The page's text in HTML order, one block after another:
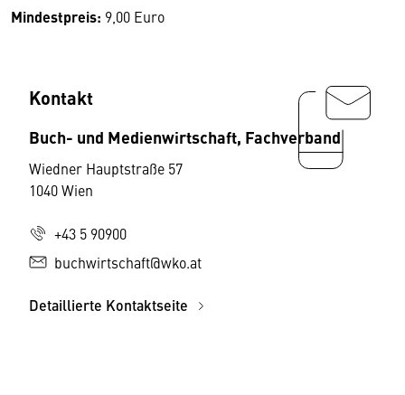
Mindestpreis: 9,00 Euro
Kontakt
Buch- und Medienwirtschaft, Fachverband
Wiedner Hauptstraße 57
1040 Wien
+43 5 90900
buchwirtschaft@wko.at
Detaillierte Kontaktseite